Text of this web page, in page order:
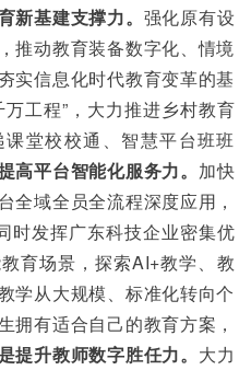
新基建支撑力。 强化原有设
推动教育装备数字化、情境
实信息化时代教育变革的基
工程”，大力推进乡村教育
堂校校通、智慧平台班班
高平台智能化服务力。 加快
全域全员全流程深度应用，
时发挥广东科技企业密集优
育场景，探索AI+教学、教
学从大规模、标准化转向个
拥有适合自己的教育方案，
提升教师数字胜任力。 大力